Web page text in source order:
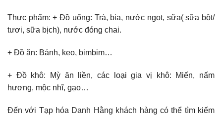
Thực phẩm: + Đồ uống: Trà, bia, nước ngọt, sữa( sữa bột/
tươi, sữa bịch), nước đóng chai.
+ Đồ ăn: Bánh, kẹo, bimbim…
+ Đồ khô: Mỳ ăn liền, các loại gia vị khô: Miến, nấm
hương, mộc nhĩ, gạo…
Đến với Tạp hóa Danh Hằng khách hàng có thể tìm kiếm